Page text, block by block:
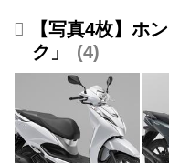
【写真4枚】ホ
ク」
4